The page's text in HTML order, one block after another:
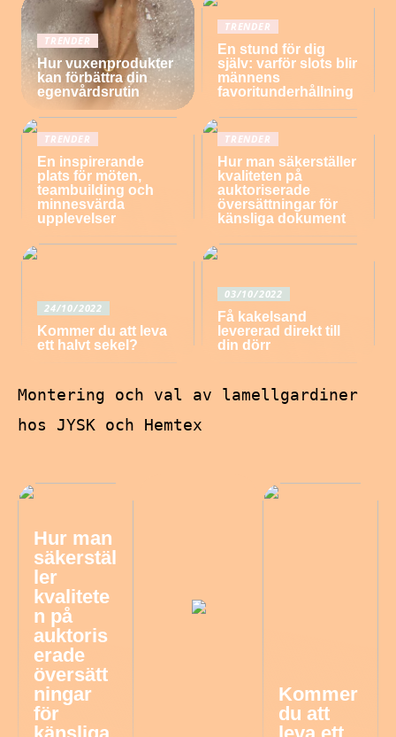
TRENDER
Hur vuxenprodukter
kan förbättra din
egenvårdsrutin
TRENDER
En stund för dig
själv: varför slots blir
männens
favoritunderhållning
TRENDER
En inspirerande
plats för möten,
teambuilding och
minnesvärda
upplevelser
TRENDER
Hur man säkerställer
kvaliteten på
auktoriserade
översättningar för
känsliga dokument
24/10/2022
Kommer du att leva
ett halvt sekel?
03/10/2022
Få kakelsand
levererad direkt till
din dörr
Montering och val av lamellgardiner
hos JYSK och Hemtex
Hur man
säkerstäl
ler
kvalitete
n på
auktoris
erade
översätt
ningar
för
Kommer
du att